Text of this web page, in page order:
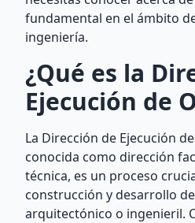
fundamental en el ámbito
ingeniería.
¿Qué es la
Ejecución de
La Dirección de Ejecución
conocida como dirección
técnica, es un proceso
construcción y desarrollo
arquitectónico o ingenieril.